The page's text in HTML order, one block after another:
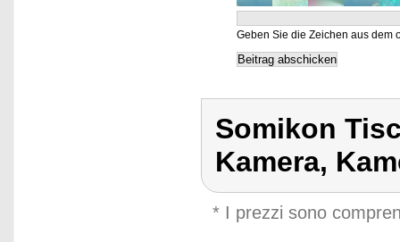
Geben Sie die Zeichen aus dem
Somikon
Kamera,
* I prezzi sono